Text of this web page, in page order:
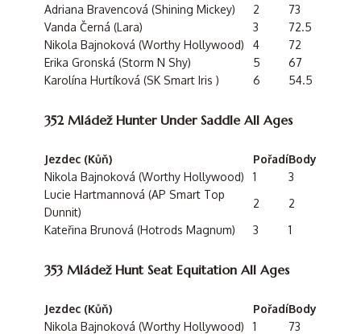
Adriana Bravencová (Shining Mickey)
2
73
Vanda Černá (Lara)
3
72.5
Nikola Bajnoková (Worthy Hollywood)
4
72
Erika Gronská (Storm N Shy)
5
67
Karolína Hurtíková (SK Smart Iris )
6 54.5
352 Mládež Hunter Under Saddle All Ages
Jezdec (Kůň) PořadíBody
Nikola Bajnoková (Worthy Hollywood)
1
3
Lucie Hartmannová (AP Smart Top
Dunnit)
2
2
Kateřina Brunová (Hotrods Magnum)
3 1
353 Mládež Hunt Seat Equitation All Ages
Jezdec (Kůň) PořadíBody
Nikola Bajnoková (Worthy Hollywood)
1 73